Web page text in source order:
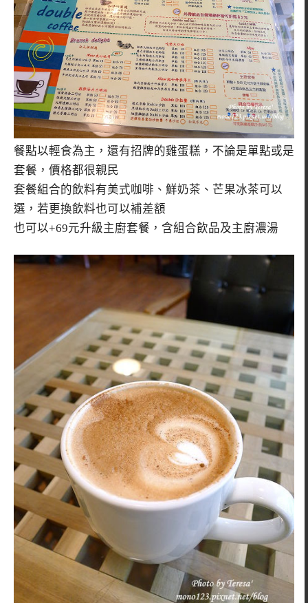
餐點以輕食為主，還有招牌的雞蛋糕，不論是單點或是
套餐，價格都很親民
套餐組合的飲料有美式咖啡、鮮奶茶、芒果冰茶可以
選，若更換飲料也可以補差額
也可以+69元升級主廚套餐，含組合飲品及主廚濃湯